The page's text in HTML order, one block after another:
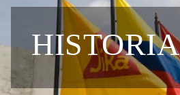
HISTORIA